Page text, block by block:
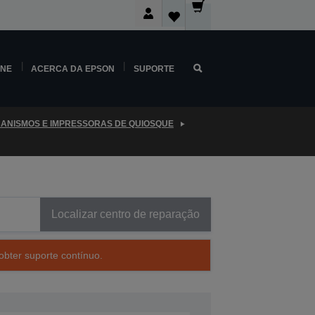
ACERCA DA EPSON SUPORTE
E IMPRESSORAS DE QUIOSQUE
Localizar centro de reparação
suporte contínuo.